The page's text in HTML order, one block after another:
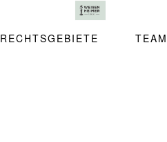
RECHTSGEBIETE TEAM